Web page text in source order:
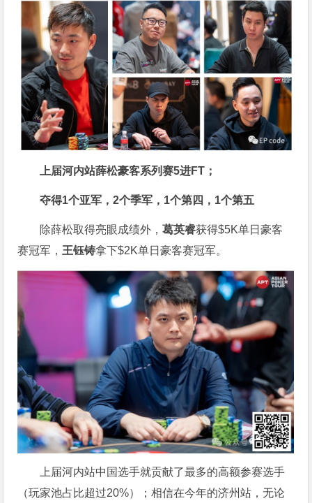
上届河内站薛松豪客系列赛5进FT；
夺得1个亚军，2个季军，1个第四，1个第五
除薛松取得亮眼成绩外，葛英睿获得$5K单日豪客
赛冠军， 王钰铸拿下$2K单日豪客赛冠军。
上届河内站中国选手就贡献了最多的高额参赛选手
（玩家池占比超过20%）；相信在今年的济州站，无论